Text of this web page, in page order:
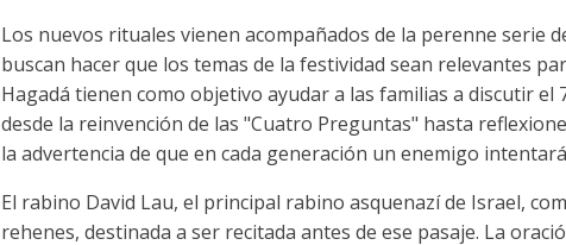
Los nuevos rituales vienen acompañados de la perenne serie
buscan hacer que los temas de la festividad sean relevantes
Hagadá tienen como objetivo ayudar a las familias a discutir
desde la reinvención de las "Cuatro Preguntas" hasta
la advertencia de que en cada generación un enemigo
El rabino David Lau, el principal rabino asquenazí de Israel,
rehenes, destinada a ser recitada antes de ese pasaje. La